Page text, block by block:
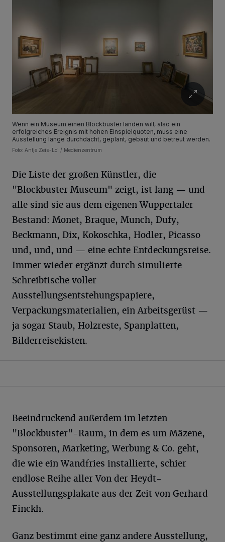
Wenn ein Museum einen Blockbuster landen will, also ein
erfolgreiches Ereignis mit hohen Einspielquoten, muss eine
Ausstellung lange durchdacht, geplant, gebaut und betreut werden.
Foto: Antje Zeis-Loi / Medienzentrum
Die Liste der großen Künstler, die
"Blockbuster Museum" zeigt, ist lang — und
alle sind sie aus dem eigenen Wuppertaler
Bestand: Monet, Braque, Munch, Dufy,
Beckmann, Dix, Kokoschka, Hodler, Picasso
und, und, und — eine echte Entdeckungsreise.
Immer wieder ergänzt durch simulierte
Schreibtische voller
Ausstellungsentstehungspapiere,
Verpackungsmaterialien, ein Arbeitsgerüst —
ja sogar Staub, Holzreste, Spanplatten,
Bilderreisekisten.
Beeindruckend außerdem im letzten
"Blockbuster"-Raum, in dem es um Mäzene,
Sponsoren, Marketing, Werbung & Co. geht,
die wie ein Wandfries installierte, schier
endlose Reihe aller Von der Heydt-
Ausstellungsplakate aus der Zeit von Gerhard
Finckh.
Ganz bestimmt eine ganz andere Ausstellung,